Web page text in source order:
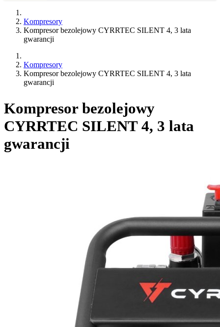
Kompresory
Kompresor bezolejowy CYRRTEC SILENT 4, 3 lata
gwarancji
Kompresory
Kompresor bezolejowy CYRRTEC SILENT 4, 3 lata
gwarancji
Kompresor bezolejowy
CYRRTEC SILENT 4, 3 lata
gwarancji